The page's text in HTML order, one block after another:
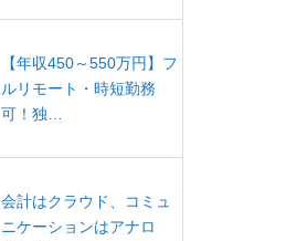
【年収450～550万円】フ
ルリモート・時短勤務
可！独…
会計はクラウド、コミュ
ニケーションはアナロ